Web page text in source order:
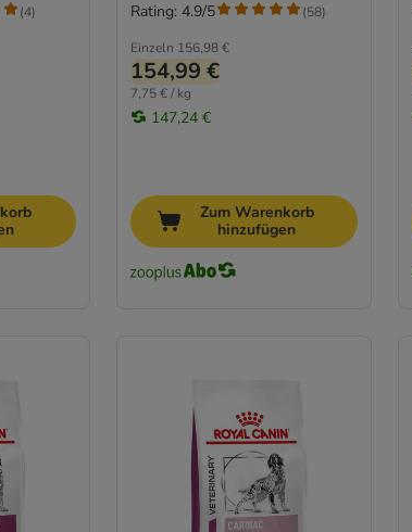
(4)
Einzeln 156,98 €
154,99 €
7,75 € / kg
147,24 €
Rating: 4.9/5 (58)
Zum Warenkorb
hinzufügen